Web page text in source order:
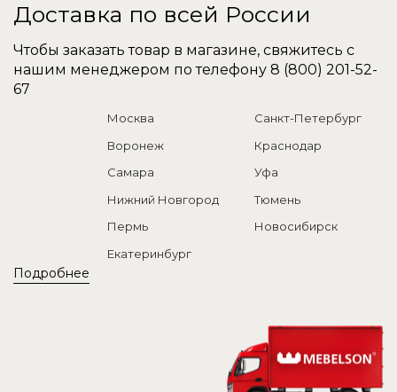
Доставка по всей России
Чтобы заказать товар в магазине, свяжитесь с
нашим менеджером по телефону 8 (800) 201-52-
67
Подробнее
Москва
Санкт-Петербург
Воронеж
Краснодар
Самара
Уфа
Нижний Новгород
Тюмень
Пермь
Новосибирск
Екатеринбург